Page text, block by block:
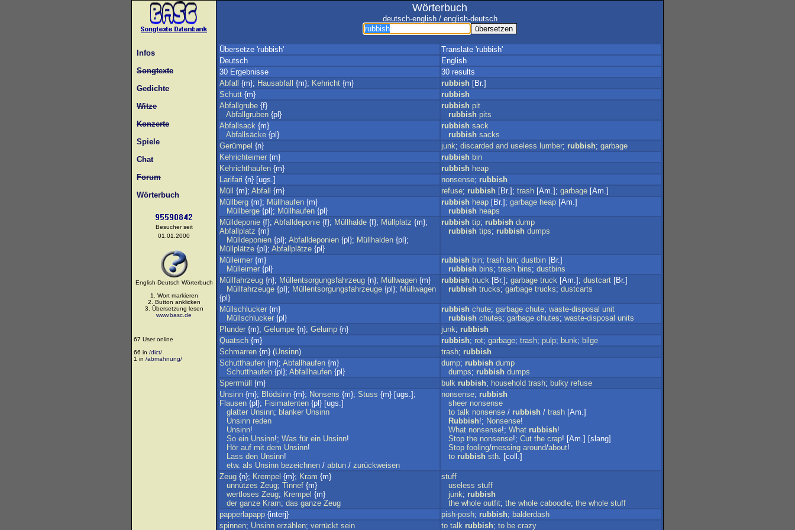
Infos
Songtexte
Gedichte
Witze
Konzerte
Spiele
Chat
Forum
Wörterbuch
Besucher seit
01.01.2000
English-Deutsch Wörterbuch
1. Wort markieren
2. Button anklicken
3. Übersetzung lesen
www.basc.de
67 User online
66 in /dict/
1 in /abmahnung/
Wörterbuch
deutsch-english / english-deutsch
Übersetze 'rubbish'
Translate 'rubbish'
Deutsch
English
30 Ergebnisse
30 results
Abfall {m}; Hausabfall {m}; Kehricht {m} rubbish [Br.]
Schutt {m}
rubbish
Abfallgrube {f}
Abfallgruben {pl}
rubbish pit
rubbish pits
Abfallsack {m}
Abfallsäcke {pl}
rubbish sack
rubbish sacks
Gerümpel {n} junk; discarded and useless lumber; rubbish; garbage
Kehrichteimer {m} rubbish bin
Kehrichthaufen {m} rubbish heap
Larifari {n} [ugs.] nonsense; rubbish
Müll
{m}; Abfall {m} refuse; rubbish [Br.]; trash [Am.]; garbage [Am.]
Müllberg {m}; Müllhaufen {m}
Müllberge {pl}; Müllhaufen {pl}
rubbish heap [Br.]; garbage heap [Am.]
rubbish heaps
Mülldeponie {f}; Abfalldeponie {f}; Müllhalde {f}; Müllplatz {m};
Abfallplatz {m}
Mülldeponien {pl}; Abfalldeponien {pl}; Müllhalden {pl};
Müllplätze {pl}; Abfallplätze {pl}
rubbish tip; rubbish dump
rubbish tips; rubbish dumps
Mülleimer {m}
Mülleimer {pl}
rubbish bin; trash bin; dustbin [Br.]
rubbish bins; trash bins; dustbins
Müllfahrzeug {n}; Müllentsorgungsfahrzeug {n}; Müllwagen {m}
Müllfahrzeuge {pl}; Müllentsorgungsfahrzeuge {pl}; Müllwagen
{pl}
rubbish truck [Br.]; garbage truck [Am.]; dustcart [Br.]
rubbish trucks; garbage trucks; dustcarts
Müllschlucker {m}
Müllschlucker {pl}
rubbish chute; garbage chute; waste-disposal unit
rubbish chutes; garbage chutes; waste-disposal units
Plunder {m}; Gelumpe {n}; Gelump {n} junk; rubbish
Quatsch {m} rubbish; rot; garbage; trash; pulp; bunk; bilge
Schmarren {m} (Unsinn) trash; rubbish
Schutthaufen {m}; Abfallhaufen {m}
Schutthaufen {pl}; Abfallhaufen {pl}
dump; rubbish dump
dumps; rubbish dumps
Sperrmüll
{m} bulk rubbish; household trash; bulky refuse
Unsinn {m}; Blödsinn {m}; Nonsens {m}; Stuss {m} [ugs.];
Flausen {pl}; Fisimatenten {pl} [ugs.]
glatter Unsinn; blanker Unsinn
Unsinn reden
Unsinn!
So ein Unsinn!; Was für ein Unsinn!
Hör auf mit dem Unsinn!
Lass den Unsinn!
etw. als Unsinn bezeichnen / abtun / zurückweisen
nonsense; rubbish
sheer nonsense
to talk nonsense / rubbish / trash [Am.]
Rubbish!; Nonsense!
What nonsense!; What rubbish!
Stop the nonsense!; Cut the crap! [Am.] [slang]
Stop fooling/messing around/about!
to rubbish sth. [coll.]
Zeug {n}; Krempel {m}; Kram {m}
unnützes Zeug; Tinnef {m}
wertloses Zeug; Krempel {m}
der ganze Kram; das ganze Zeug
stuff
useless stuff
junk; rubbish
the whole outfit; the whole caboodle; the whole stuff
papperlapapp {interj} pish-posh; rubbish; balderdash
spinnen; Unsinn erzählen; verrückt sein to talk rubbish; to be crazy